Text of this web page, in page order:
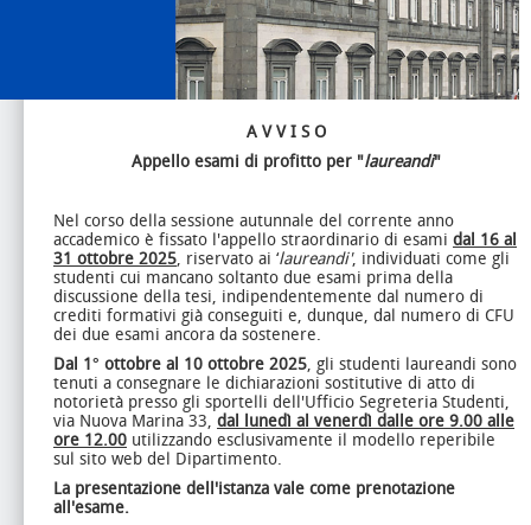
A V V I S O
Appello esami di profitto per "laureandi"
Nel corso della sessione autunnale del corrente anno
accademico è fissato l'appello straordinario di esami dal 16 al
31 ottobre 2025, riservato ai ‘laureandi', individuati come gli
studenti cui mancano soltanto due esami prima della
discussione della tesi, indipendentemente dal numero di
crediti formativi già conseguiti e, dunque, dal numero di CFU
dei due esami ancora da sostenere.
Dal 1° ottobre al 10 ottobre 2025, gli studenti laureandi sono
tenuti a consegnare le dichiarazioni sostitutive di atto di
notorietà presso gli sportelli dell'Ufficio Segreteria Studenti,
via Nuova Marina 33, dal lunedì al venerdì dalle ore 9.00 alle
ore 12.00 utilizzando esclusivamente il modello reperibile
sul sito web del Dipartimento.
La presentazione dell'istanza vale come prenotazione
all'esame.